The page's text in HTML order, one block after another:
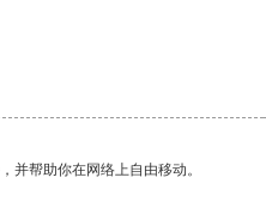
并帮助你在网络上自由移动。